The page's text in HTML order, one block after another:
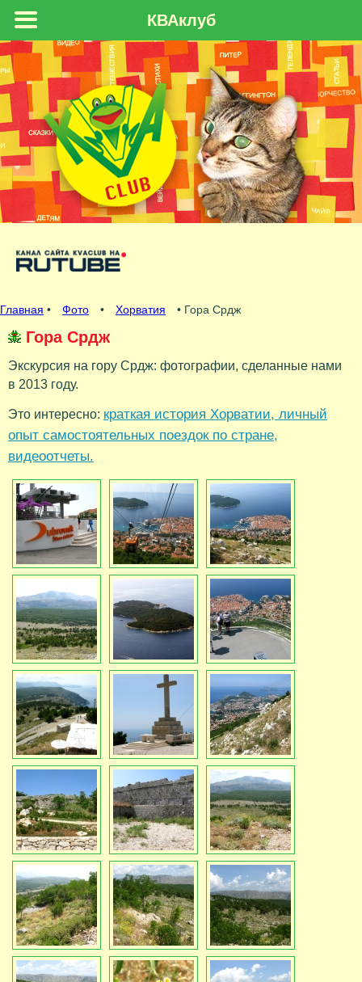
Главная • Фото • Хорватия • Гора Срдж
Гора Срдж
Экскурсия на гору Срдж: фотографии, сделанные нами
в 2013 году.
Это интересно: краткая история Хорватии, личный
опыт самостоятельных поездок по стране,
видеоотчеты.
КВАклуб